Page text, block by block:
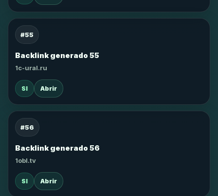
#55
Backlink generado 55
1c-ural.ru
SI Abrir
#56
Backlink generado 56
1obl.tv
SI Abrir